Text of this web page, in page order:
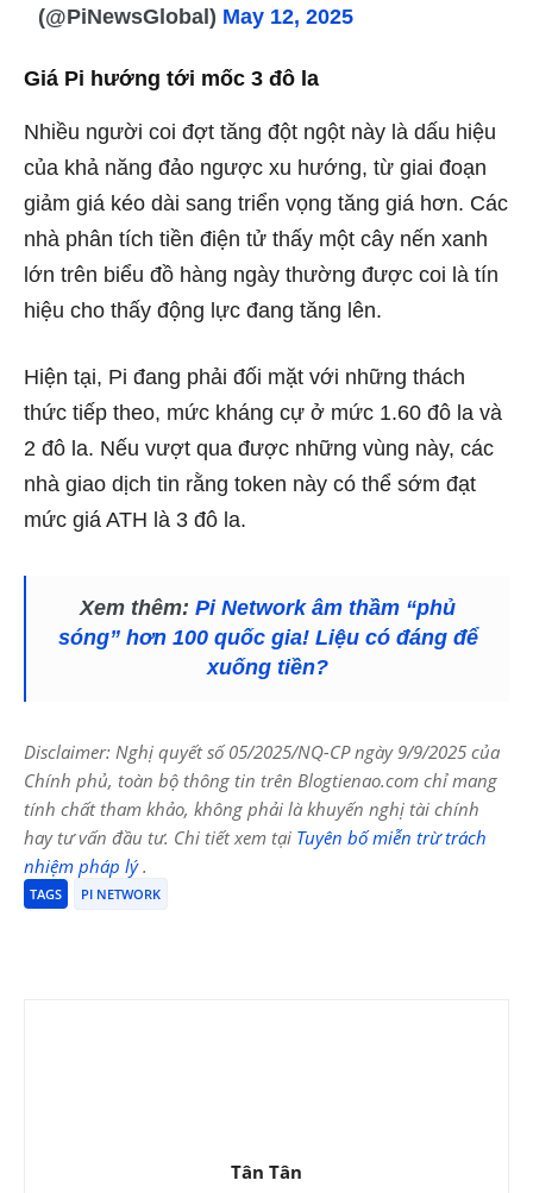
(@PiNewsGlobal) May 12, 2025
Giá Pi hướng tới mốc 3 đô la
Nhiều người coi đợt tăng đột ngột này là dấu hiệu
của khả năng đảo ngược xu hướng, từ giai đoạn
giảm giá kéo dài sang triển vọng tăng giá hơn. Các
nhà phân tích tiền điện tử thấy một cây nến xanh
lớn trên biểu đồ hàng ngày thường được coi là tín
hiệu cho thấy động lực đang tăng lên.
Hiện tại, Pi đang phải đối mặt với những thách
thức tiếp theo, mức kháng cự ở mức 1.60 đô la và
2 đô la. Nếu vượt qua được những vùng này, các
nhà giao dịch tin rằng token này có thể sớm đạt
mức giá ATH là 3 đô la.
Xem thêm: Pi Network âm thầm “phủ
sóng” hơn 100 quốc gia! Liệu có đáng để
xuống tiền?
Disclaimer: Nghị quyết số 05/2025/NQ-CP ngày 9/9/2025 của
Chính phủ, toàn bộ thông tin trên Blogtienao.com chỉ mang
tính chất tham khảo, không phải là khuyến nghị tài chính
hay tư vấn đầu tư. Chi tiết xem tại Tuyên bố miễn trừ trách
nhiệm pháp lý.
TAGS PI NETWORK
Tân Tân